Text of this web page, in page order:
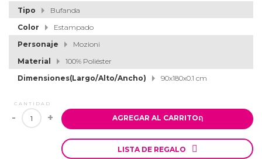
Tipo
Bufanda
Color
Estampado
Personaje
Mozioni
Material
100% Poliéster
Dimensiones(Largo/Alto/Ancho)
90x180x0.1 cm
CANTIDAD
- + AGREGAR AL CARRITOຐ
LISTA DE REGALO 